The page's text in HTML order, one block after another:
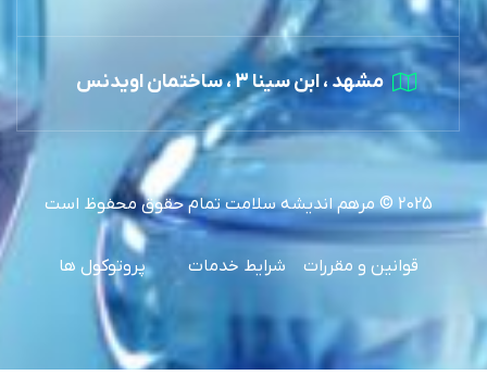
مشهد ، ابن سینا 3 ، ساختمان اویدنس
2025 © مرهم اندیشه سلامت تمام حقوق محفوظ است
قوانین و مقررات شرایط خدمات پروتوکول ها